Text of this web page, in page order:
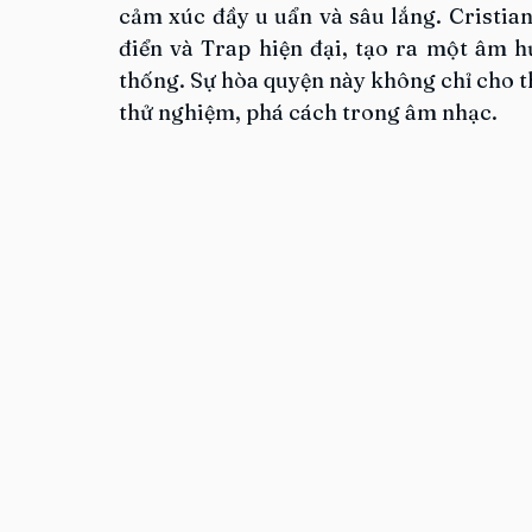
cảm xúc đầy u uẩn và sâu lắng.
điển và Trap hiện đại, tạo ra một âm
thống. Sự hòa quyện này không chỉ cho
thử nghiệm, phá cách trong âm nhạc.